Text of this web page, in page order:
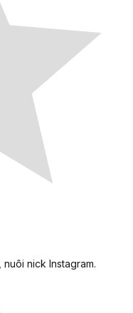
nick Instagram.